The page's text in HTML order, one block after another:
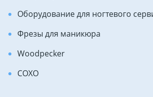
Оборудование для ногтевого
Фрезы для маникюра
Woodpecker
COXO